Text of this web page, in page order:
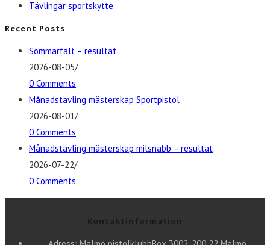
Tävlingar sportskytte
Recent Posts
Sommarfält – resultat
2026-08-05/
0 Comments
Månadstävling mästerskap Sportpistol
2026-08-01/
0 Comments
Månadstävling mästerskap milsnabb – resultat
2026-07-22/
0 Comments
Kontaktinformation